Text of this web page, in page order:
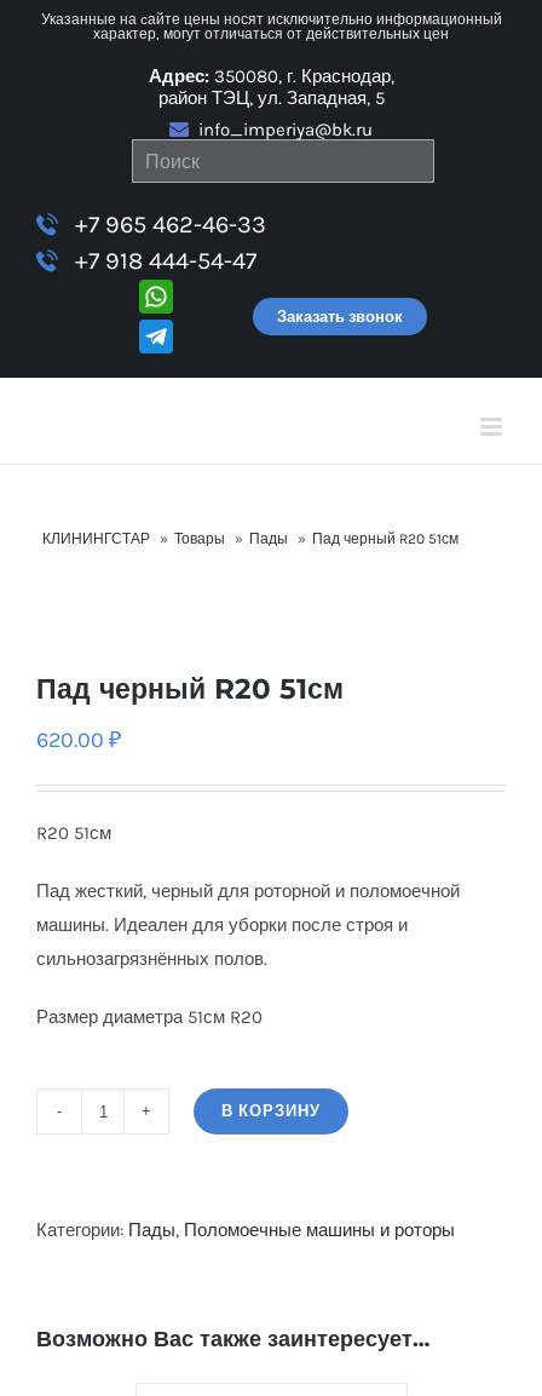
Указанные на cайте цены носят исключительно информационный
характер, могут отличаться от действительных цен
Адрес:350080, г. Краснодар,
район ТЭЦ, ул. Западная, 5
info_imperiya@bk.ru
+7 965 462-46-33
+7 918 444-54-47
Заказать звонок
КЛИНИНГСТАР » Товары » Пады » Пад черный R20 51см
Пад черный R20 51см
620.00 ₽
R20 51см
Пад жесткий, черный для роторной и поломоечной
машины. Идеален для уборки после строя и
сильнозагрязнённых полов.
Размер диаметра 51см R20
Количество
R20
В КОРЗИНУ
Категории: Пады, Поломоечные машины и роторы
Возможно Вас также заинтересует…